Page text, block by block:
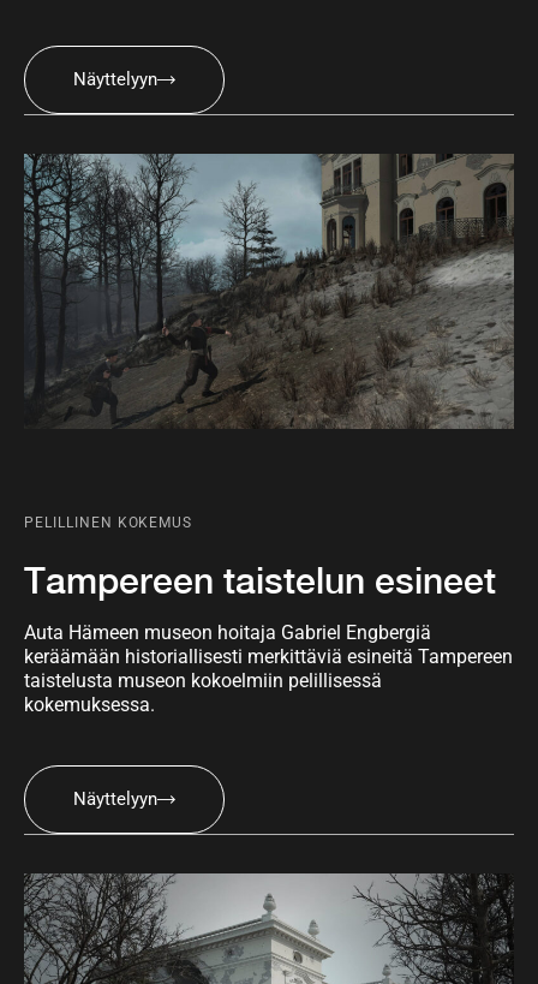
Näyttelyyn
PELILLINEN KOKEMUS
Tampereen taistelun esineet
Auta Hämeen museon hoitaja Gabriel Engbergiä
keräämään historiallisesti merkittäviä esineitä Tampereen
taistelusta museon kokoelmiin pelillisessä
kokemuksessa.
Näyttelyyn